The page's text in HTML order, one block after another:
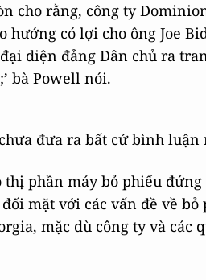
cho rằng, công ty
hướng có lợi cho ông Joe
diện đảng Dân chủ ra
bà Powell nói.
đưa ra bất cứ bình luận
thị phần máy bỏ phiếu
mặt với các vấn đề về
mặc dù công ty và